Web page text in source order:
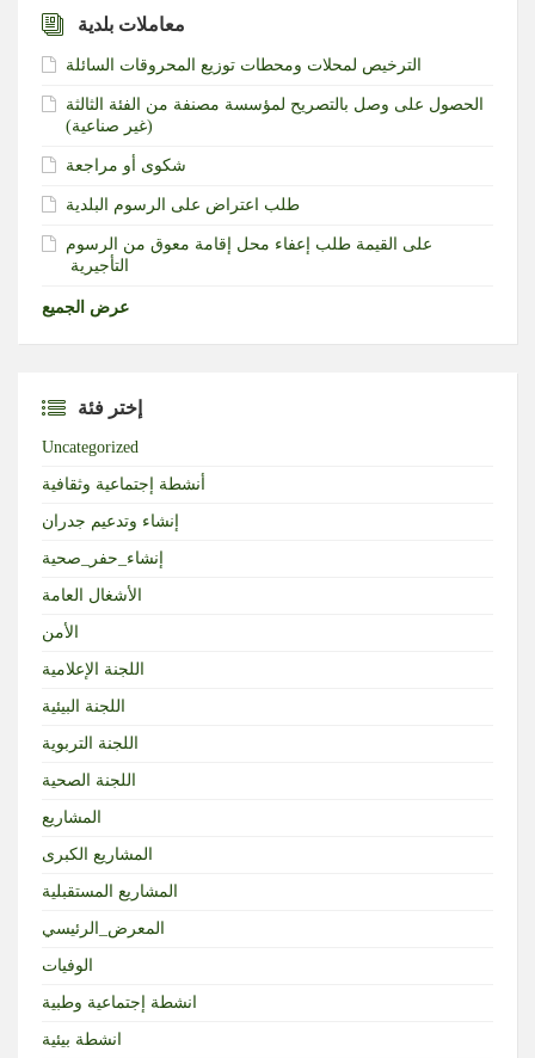
معاملات بلدية
الترخيص لمحلات ومحطات توزيع المحروقات السائلة
الحصول على وصل بالتصريح لمؤسسة مصنفة من الفئة الثالثة
(غير صناعية)‏
شكوى أو مراجعة
طلب اعتراض على الرسوم البلدية
طلب إعفاء محل إقامة معوق من الرسوم‎ ‎على القيمة
التأجيرية ‏
عرض الجميع
إختر فئة
Uncategorized
أنشطة إجتماعية وثقافية
إنشاء وتدعيم جدران
إنشاء_حفر_صحية
الأشغال العامة
الأمن
اللجنة الإعلامية
اللجنة البيئية
اللجنة التربوية
اللجنة الصحية
المشاريع
المشاريع الكبرى
المشاريع المستقبلية
المعرض_الرئيسي
الوفيات
انشطة إجتماعية وطبية
انشطة بيئية